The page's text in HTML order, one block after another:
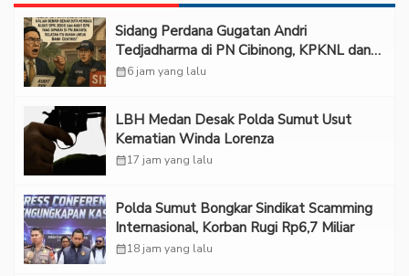
Sidang Perdana Gugatan Andri
Tedjadharma di PN Cibinong, KPKNL dan
PUPN Mangkir
calendar_month6 jam yang lalu
LBH Medan Desak Polda Sumut Usut
Kematian Winda Lorenza
calendar_month17 jam yang lalu
Polda Sumut Bongkar Sindikat Scamming
Internasional, Korban Rugi Rp6,7 Miliar
calendar_month18 jam yang lalu